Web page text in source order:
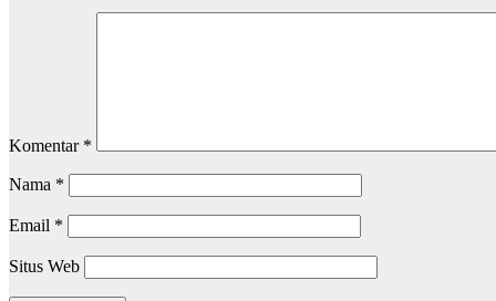
Komentar *
Nama *
Email *
Situs Web